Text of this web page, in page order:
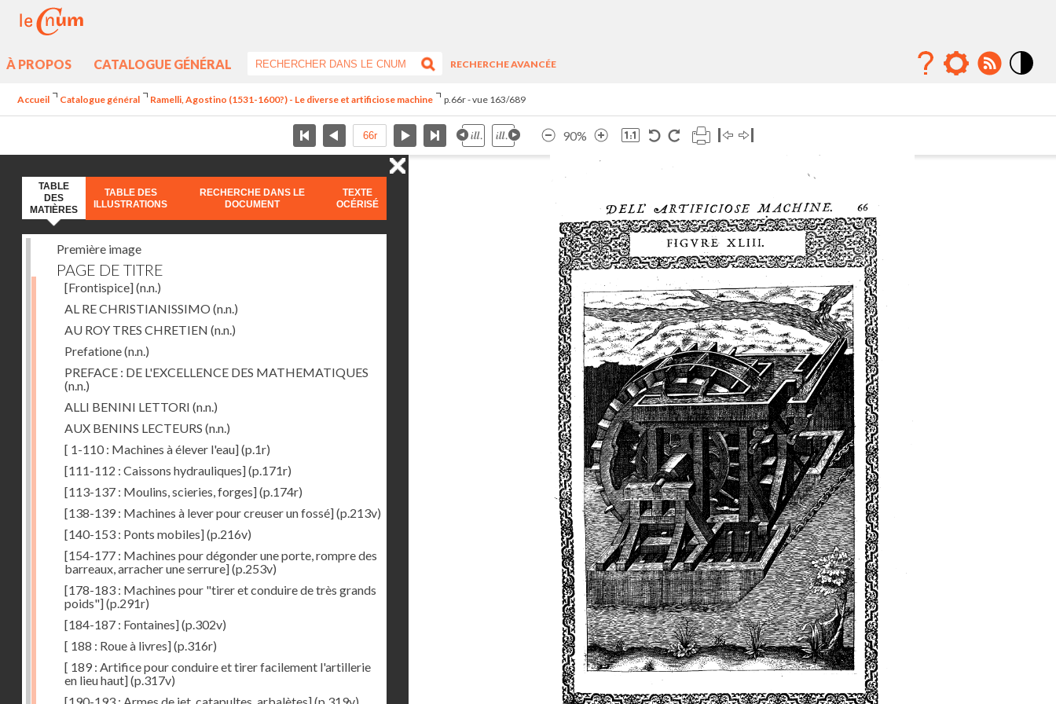
À PROPOS CATALOGUE GÉNÉRAL
RECHERCHE AVANCÉE
Accueil Catalogue général Ramelli, Agostino (1531-1600?) - Le diverse et artificiose machine p.66r - vue 163/689
90%
TABLE
DES
MATIÈRES
TABLE DES
ILLUSTRATIONS
RECHERCHE DANS LE
DOCUMENT
TEXTE
OCÉRISÉ
Première image
PAGE DE TITRE
[Frontispice](n.n.)
AL RE CHRISTIANISSIMO (n.n.)
AU ROY TRES CHRETIEN (n.n.)
Prefatione(n.n.)
PREFACE : DE L'EXCELLENCE DES MATHEMATIQUES
(n.n.)
ALLI BENINI LETTORI (n.n.)
AUX BENINS LECTEURS (n.n.)
[ 1-110 : Machines à élever l'eau](p.1r)
[111-112 : Caissons hydrauliques](p.171r)
[113-137 : Moulins, scieries, forges](p.174r)
[138-139 : Machines à lever pour creuser un fossé](p.213v)
[140-153 : Ponts mobiles](p.216v)
[154-177 : Machines pour dégonder une porte, rompre des
barreaux, arracher une serrure](p.253v)
[178-183 : Machines pour "tirer et conduire de très grands
poids"](p.291r)
[184-187 : Fontaines](p.302v)
[ 188 : Roue à livres](p.316r)
[ 189 : Artifice pour conduire et tirer facilement l'artillerie
en lieu haut](p.317v)